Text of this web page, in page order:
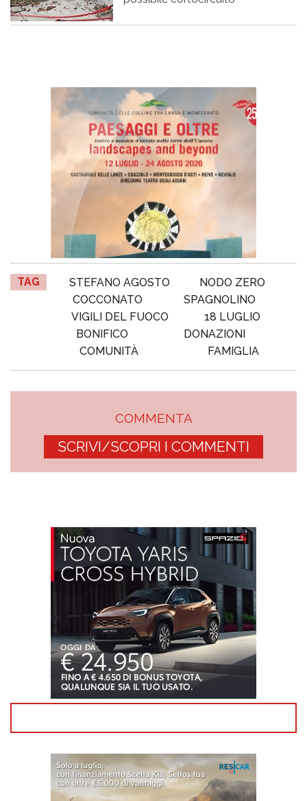
TAG STEFANO AGOSTO
NODO ZERO
COCCONATO
SPAGNOLINO
VIGILI DEL FUOCO
18 LUGLIO
BONIFICO
DONAZIONI
COMUNITÀ
FAMIGLIA
COMMENTA
SCRIVI/SCOPRI I COMMENTI